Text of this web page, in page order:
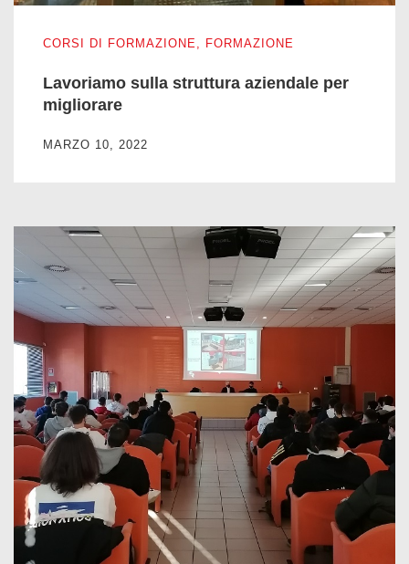
CORSI DI FORMAZIONE FORMAZIONE
Lavoriamo sulla struttura aziendale per
migliorare
MARZO 10, 2022